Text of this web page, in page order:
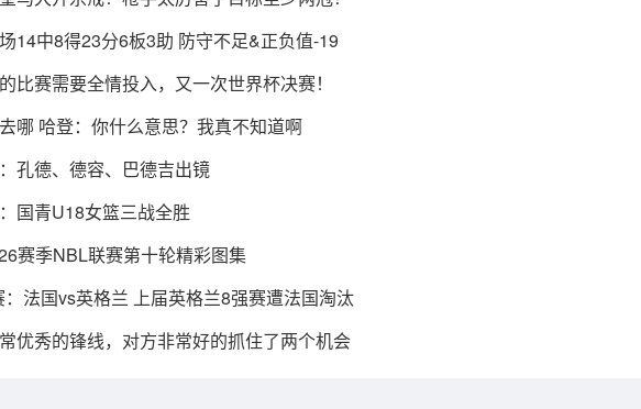
14中8得23分6板3助 防守不足&正负值-19
比赛需要全情投入，又一次世界杯决赛！
哪 哈登：你什么意思？我真不知道啊
孔德、德容、巴德吉出镜
国青U18女篮三战全胜
赛季NBL联赛第十轮精彩图集
法国vs英格兰 上届英格兰8强赛遭法国淘汰
优秀的锋线，对方非常好的抓住了两个机会